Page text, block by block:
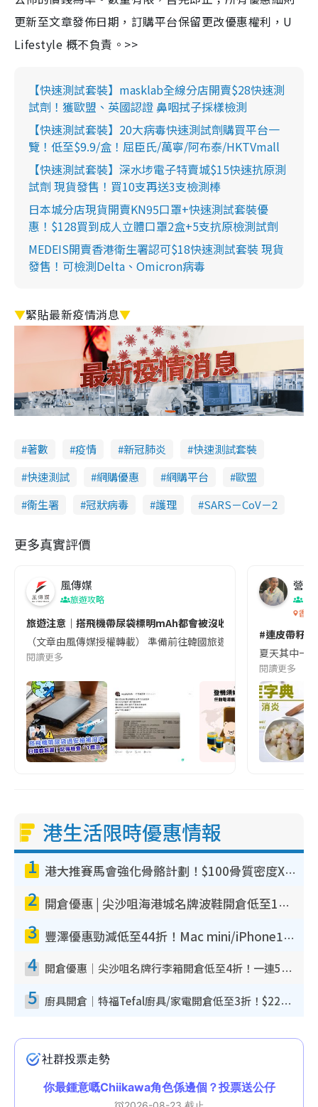
更新至文章發佈日期，訂購平台保留更改優惠權利，U
Lifestyle 概不負責。>>
【快速測試套裝】masklab全線分店開賣$28快速測
試劑！獲歐盟、英國認證 鼻咽拭子採樣檢測
【快速測試套裝】20大病毒快速測試劑購買平台一
覽！低至$9.9/盒！屈臣氏/萬寧/阿布泰/HKTVmall
【快速測試套裝】深水埗電子特賣城$15快速抗原測
試劑 現貨發售！買10支再送3支檢測棒
日本城分店現貨開賣KN95口罩+快速測試套裝優
惠！$128買到成人立體口罩2盒+5支抗原檢測試劑
MEDEIS開賣香港衛生署認可$18快速測試套裝 現貨
發售！可檢測Delta、Omicron病毒
▼緊貼最新疫情消息▼
著數 疫情 新冠肺炎
快速測試套裝
快速測試
網購優惠 網購平台
歐盟
衞生署
冠狀病毒 護理 SARS－CoV－2
更多真實評價
風傳媒
旅遊攻略
旅遊注意｜搭飛機帶尿袋標明mAh都會被沒收😱出發前切記檢查
（文章由風傳媒授權轉載） 準備前往韓國旅遊的民眾，近期要
閱讀更多
營養
香港
#連皮帶籽
夏天其中一
閱讀更多
港生活限時優惠情報
1 港大推賽馬會強化骨骼計劃！$100骨質密度X光檢查 完成免費運動訓練送超市禮券！附參加資格
2 開倉優惠 | 尖沙咀海港城名牌波鞋開倉低至1折！On鞋$899起／Joy&Peace鞋履$98起
3 豐澤優惠勁減低至44折！Mac mini/iPhone17Pro大減價！廚房家電$220起
4 開倉優惠｜尖沙咀名牌行李箱開倉低至4折！一連5日 American Tourister/ace./Hallmark $200起！
5 廚具開倉｜特福Tefal廚具/家電開倉低至3折！$220起買平底鍋/炒鑊/湯煲！電飯煲/吸塵機/燙斗$418起